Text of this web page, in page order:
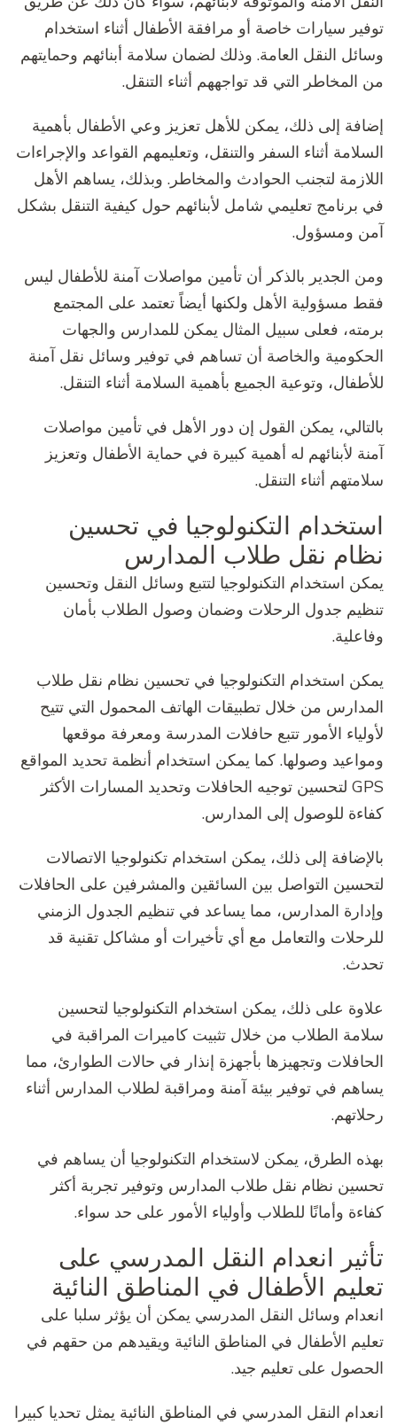
توفير سيارات خاصة أو مرافقة الأطفال أثناء استخدام
وسائل النقل العامة. وذلك لضمان سلامة أبنائهم وحمايتهم
من المخاطر التي قد تواجههم أثناء التنقل.
إضافة إلى ذلك، يمكن للأهل تعزيز وعي الأطفال بأهمية
السلامة أثناء السفر والتنقل، وتعليمهم القواعد والإجراءات
اللازمة لتجنب الحوادث والمخاطر. وبذلك، يساهم الأهل
في برنامج تعليمي شامل لأبنائهم حول كيفية التنقل بشكل
آمن ومسؤول.
ومن الجدير بالذكر أن تأمين مواصلات آمنة للأطفال ليس
فقط مسؤولية الأهل ولكنها أيضاً تعتمد على المجتمع
برمته، فعلى سبيل المثال يمكن للمدارس والجهات
الحكومية والخاصة أن تساهم في توفير وسائل نقل آمنة
للأطفال، وتوعية الجميع بأهمية السلامة أثناء التنقل.
بالتالي، يمكن القول إن دور الأهل في تأمين مواصلات
آمنة لأبنائهم له أهمية كبيرة في حماية الأطفال وتعزيز
سلامتهم أثناء التنقل.
استخدام التكنولوجيا في تحسين
نظام نقل طلاب المدارس
يمكن استخدام التكنولوجيا لتتبع وسائل النقل وتحسين
تنظيم جدول الرحلات وضمان وصول الطلاب بأمان
وفاعلية.
يمكن استخدام التكنولوجيا في تحسين نظام نقل طلاب
المدارس من خلال تطبيقات الهاتف المحمول التي تتيح
لأولياء الأمور تتبع حافلات المدرسة ومعرفة موقعها
ومواعيد وصولها. كما يمكن استخدام أنظمة تحديد المواقع
GPS لتحسين توجيه الحافلات وتحديد المسارات الأكثر
كفاءة للوصول إلى المدارس.
بالإضافة إلى ذلك، يمكن استخدام تكنولوجيا الاتصالات
لتحسين التواصل بين السائقين والمشرفين على الحافلات
وإدارة المدارس، مما يساعد في تنظيم الجدول الزمني
للرحلات والتعامل مع أي تأخيرات أو مشاكل تقنية قد
تحدث.
علاوة على ذلك، يمكن استخدام التكنولوجيا لتحسين
سلامة الطلاب من خلال تثبيت كاميرات المراقبة في
الحافلات وتجهيزها بأجهزة إنذار في حالات الطوارئ، مما
يساهم في توفير بيئة آمنة ومراقبة لطلاب المدارس أثناء
رحلاتهم.
بهذه الطرق، يمكن لاستخدام التكنولوجيا أن يساهم في
تحسين نظام نقل طلاب المدارس وتوفير تجربة أكثر
كفاءة وأمانًا للطلاب وأولياء الأمور على حد سواء.
تأثير انعدام النقل المدرسي على
تعليم الأطفال في المناطق النائية
انعدام وسائل النقل المدرسي يمكن أن يؤثر سلبا على
تعليم الأطفال في المناطق النائية ويقيدهم من حقهم في
الحصول على تعليم جيد.
انعدام النقل المدرسي في المناطق النائية يمثل تحديا كبيرا